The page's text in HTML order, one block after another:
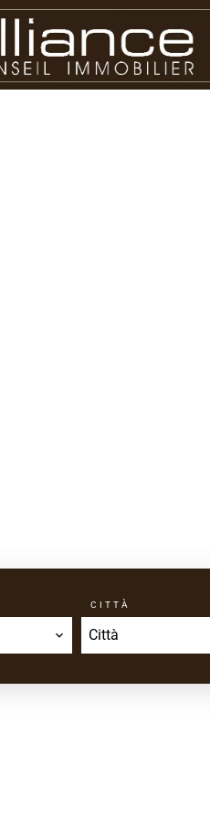
CITTÀ
Città